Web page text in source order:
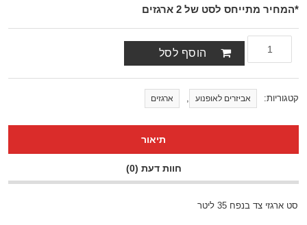
*המחיר מתייחס לסט של 2 ארגזים
הוסף לסל
קטגוריות: אביזרים לאופנוע , ארגזים
תיאור
חוות דעת (0)
סט ארגזי צד בנפח 35 ליטר